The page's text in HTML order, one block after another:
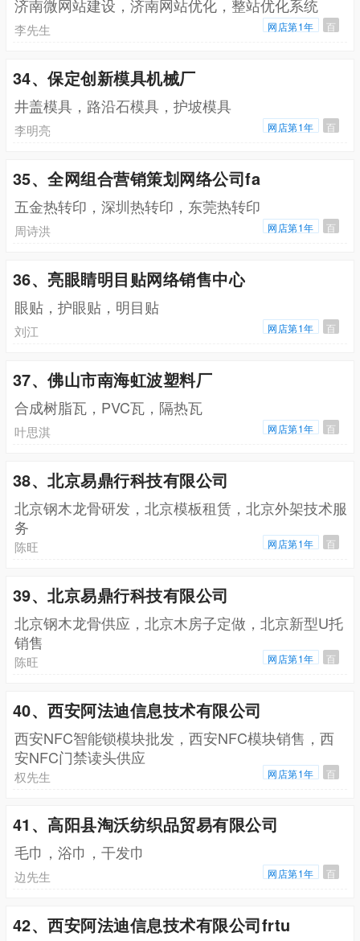
济南微网站建设，济南网站优化，整站优化系统
李先生 网店第1年 百
34、保定创新模具机械厂
井盖模具，路沿石模具，护坡模具
李明亮 网店第1年 百
35、全网组合营销策划网络公司fa
五金热转印，深圳热转印，东莞热转印
周诗洪 网店第1年 百
36、亮眼睛明目贴网络销售中心
眼贴，护眼贴，明目贴
刘江 网店第1年 百
37、佛山市南海虹波塑料厂
合成树脂瓦，PVC瓦，隔热瓦
叶思淇 网店第1年 百
38、北京易鼎行科技有限公司
北京钢木龙骨研发，北京模板租赁，北京外架技术服
务
陈旺 网店第1年 百
39、北京易鼎行科技有限公司
北京钢木龙骨供应，北京木房子定做，北京新型U托
销售
陈旺 网店第1年 百
40、西安阿法迪信息技术有限公司
西安NFC智能锁模块批发，西安NFC模块销售，西
安NFC门禁读头供应
权先生 网店第1年 百
41、高阳县淘沃纺织品贸易有限公司
毛巾，浴巾，干发巾
边先生 网店第1年 百
42、西安阿法迪信息技术有限公司frtu